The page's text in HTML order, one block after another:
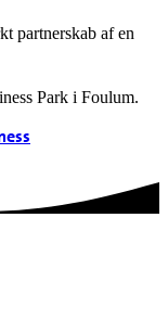
partnerskab af en
Park i Foulum.